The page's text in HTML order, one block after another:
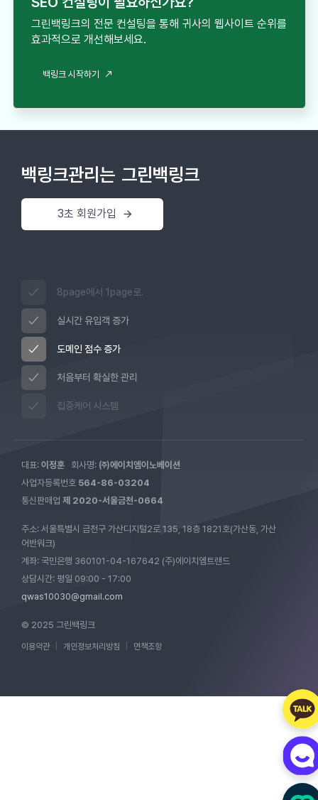
그린백링크의 전문 컨설팅을 통해 귀사의 웹사이트 순위를
효과적으로 개선해보세요.
백링크 시작하기
백링크관리는 그린백링크
3초 회원가입
8page에서 1page로.
실시간 유입객 증가
도메인 점수 증가
처음부터 확실한 관리
집중케어 시스템
대표: 이정훈 회사명: ㈜에이치엠이노베이션
사업자등록번호 564-86-03204
통신판매업 제 2020-서울금천-0664
주소: 서울특별시 금천구 가산디지털2로 135, 18층 1821호(가산동, 가산
어반워크)
계좌: 국민은행 360101-04-167642 (주)에이치엠트랜드
상담시간: 평일 09:00 - 17:00
qwas10030@gmail.com
© 2025 그린백링크
이용약관 개인정보처리방침 면책조항